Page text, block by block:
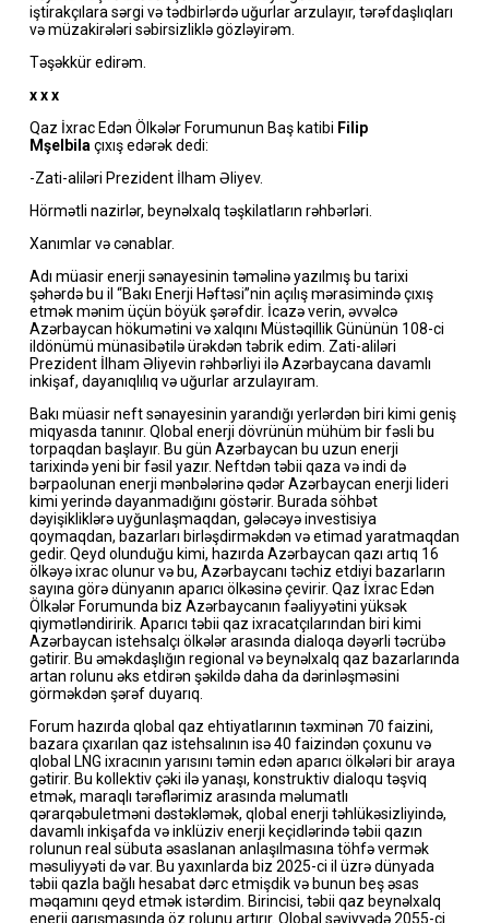
iştirakçılara sərgi və tədbirlərdə uğurlar arzulayır, tərəfdaşlıqları
və müzakirələri səbirsizliklə gözləyirəm.
Təşəkkür edirəm.
x x x
Qaz İxrac Edən Ölkələr Forumunun Baş katibi Filip
Mşelbila çıxış edərək dedi:
-Zati-aliləri Prezident İlham Əliyev.
Hörmətli nazirlər, beynəlxalq təşkilatların rəhbərləri.
Xanımlar və cənablar.
Adı müasir enerji sənayesinin təməlinə yazılmış bu tarixi
şəhərdə bu il “Bakı Enerji Həftəsi”nin açılış mərasimində çıxış
etmək mənim üçün böyük şərəfdir. İcazə verin, əvvəlcə
Azərbaycan hökumətini və xalqını Müstəqillik Gününün 108-ci
ildönümü münasibətilə ürəkdən təbrik edim. Zati-aliləri
Prezident İlham Əliyevin rəhbərliyi ilə Azərbaycana davamlı
inkişaf, dayanıqlılıq və uğurlar arzulayıram.
Bakı müasir neft sənayesinin yarandığı yerlərdən biri kimi geniş
miqyasda tanınır. Qlobal enerji dövrünün mühüm bir fəsli bu
torpaqdan başlayır. Bu gün Azərbaycan bu uzun enerji
tarixində yeni bir fəsil yazır. Neftdən təbii qaza və indi də
bərpaolunan enerji mənbələrinə qədər Azərbaycan enerji lideri
kimi yerində dayanmadığını göstərir. Burada söhbət
dəyişikliklərə uyğunlaşmaqdan, gələcəyə investisiya
qoymaqdan, bazarları birləşdirməkdən və etimad yaratmaqdan
gedir. Qeyd olunduğu kimi, hazırda Azərbaycan qazı artıq 16
ölkəyə ixrac olunur və bu, Azərbaycanı təchiz etdiyi bazarların
sayına görə dünyanın aparıcı ölkəsinə çevirir. Qaz İxrac Edən
Ölkələr Forumunda biz Azərbaycanın fəaliyyətini yüksək
qiymətləndiririk. Aparıcı təbii qaz ixracatçılarından biri kimi
Azərbaycan istehsalçı ölkələr arasında dialoqa dəyərli təcrübə
gətirir. Bu əməkdaşlığın regional və beynəlxalq qaz bazarlarında
artan rolunu əks etdirən şəkildə daha da dərinləşməsini
görməkdən şərəf duyarıq.
Forum hazırda qlobal qaz ehtiyatlarının təxminən 70 faizini,
bazara çıxarılan qaz istehsalının isə 40 faizindən çoxunu və
qlobal LNG ixracının yarısını təmin edən aparıcı ölkələri bir araya
gətirir. Bu kollektiv çəki ilə yanaşı, konstruktiv dialoqu təşviq
etmək, maraqlı tərəflərimiz arasında məlumatlı
qərarqəbuletməni dəstəkləmək, qlobal enerji təhlükəsizliyində,
davamlı inkişafda və inklüziv enerji keçidlərində təbii qazın
rolunun real sübuta əsaslanan anlaşılmasına töhfə vermək
məsuliyyəti də var. Bu yaxınlarda biz 2025-ci il üzrə dünyada
təbii qazla bağlı hesabat dərc etmişdik və bunun beş əsas
məqamını qeyd etmək istərdim. Birincisi, təbii qaz beynəlxalq
enerji qarışmasında öz rolunu artırır. Qlobal səviyyədə 2055-ci